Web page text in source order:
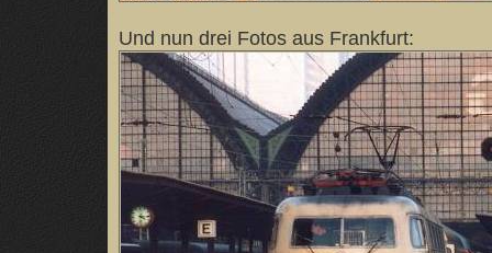
Und nun drei Fotos aus Frankfurt: